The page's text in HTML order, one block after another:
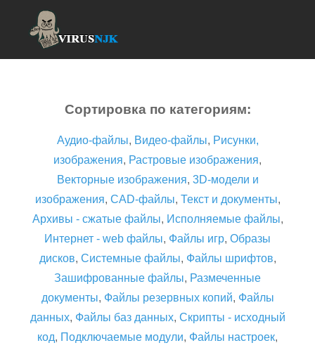
Сортировка по категориям:
Аудио-файлы, Видео-файлы, Рисунки,
изображения, Растровые изображения,
Векторные изображения, 3D-модели и
изображения, CAD-файлы, Текст и документы,
Архивы - сжатые файлы, Исполняемые файлы,
Интернет - web файлы, Файлы игр, Образы
дисков, Системные файлы, Файлы шрифтов,
Зашифрованные файлы, Размеченные
документы, Файлы резервных копий, Файлы
данных, Файлы баз данных, Скрипты - исходный
код, Подключаемые модули, Файлы настроек,